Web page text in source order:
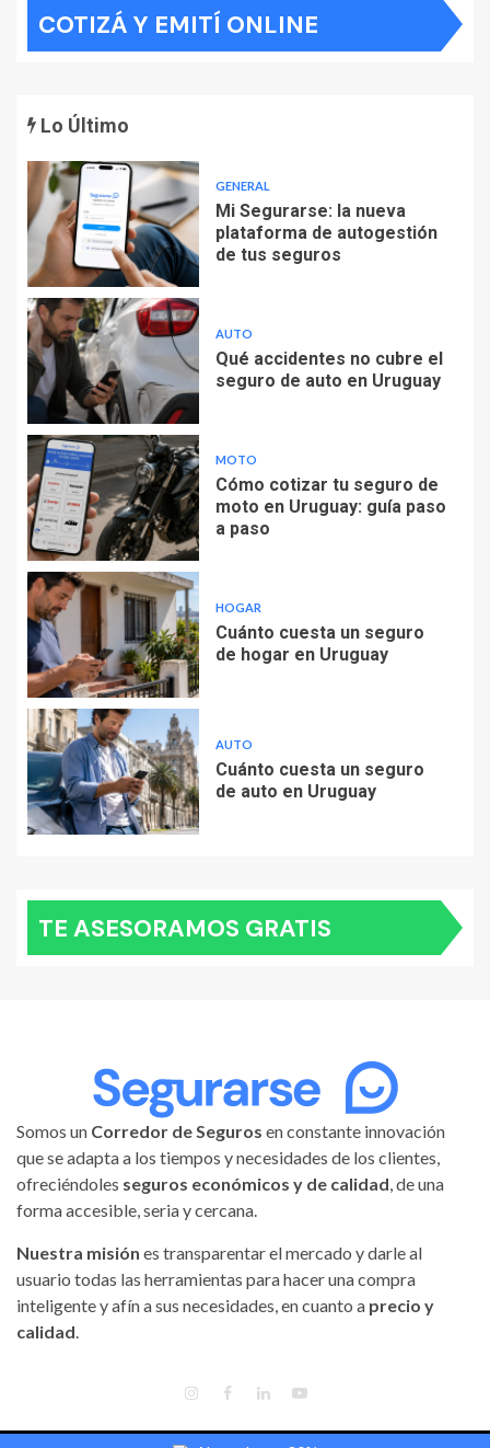
COTIZÁ Y EMITÍ ONLINE
Lo Último
GENERAL
Mi Segurarse: la nueva
plataforma de autogestión
de tus seguros
AUTO
Qué accidentes no cubre el
seguro de auto en Uruguay
MOTO
Cómo cotizar tu seguro de
moto en Uruguay: guía paso
a paso
HOGAR
Cuánto cuesta un seguro
de hogar en Uruguay
AUTO
Cuánto cuesta un seguro
de auto en Uruguay
TE ASESORAMOS GRATIS
Somos un Corredor de Seguros en constante innovación
que se adapta a los tiempos y necesidades de los clientes,
ofreciéndoles seguros económicos y de calidad, de una
forma accesible, seria y cercana.
Nuestra misión es transparentar el mercado y darle al
usuario todas las herramientas para hacer una compra
inteligente y afín a sus necesidades, en cuanto a precio y
calidad.
INSTAGRAM
FACEBOOK
LINKEDIN
YOUTUBE